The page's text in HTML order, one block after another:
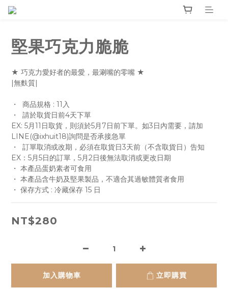
堅果巧克力脆脆
★ 巧克力愛好者的最愛，最涮嘴的零嘴 ★
|無麩質|
・  商品規格 : 11入
・  請於取貨日前4天下單
EX: 5月11日取貨，則須於5月7日前下單。如3日內需要，請加
LINE(@ixhuit18)詢問是否承接急單
・  訂單取消或改期，必須在取貨日3天前（不含取貨日）告知
EX：5月5日的訂單，5月2日後無法取消或更改日期
・ 本產品蛋奶素者可食用
・ 本產品含牛奶及堅果製品，不適合其過敏體質者食用
・ 保存方式 : 冷藏保存 15 日
NT$280
加入購物車 立即購買